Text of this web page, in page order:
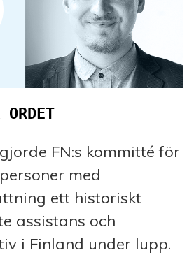
FN:s kommitté för
med
ett historiskt
assistans och
i Finland under lupp.